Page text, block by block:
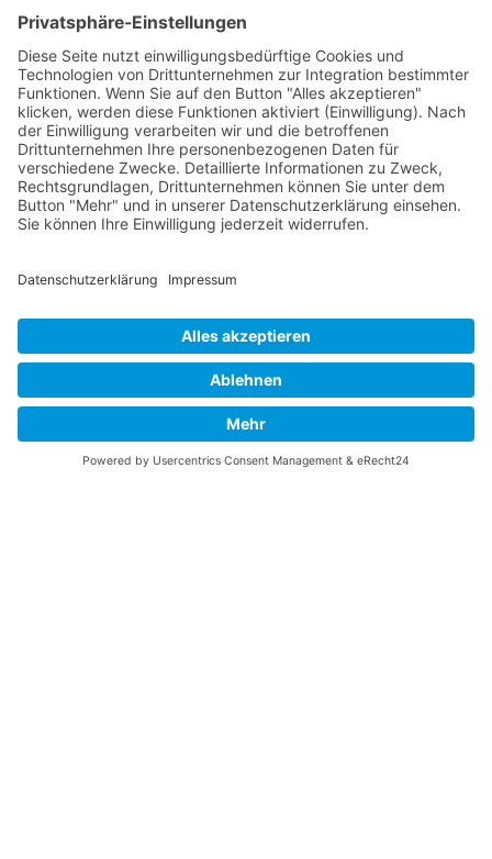
INFO
Über diese B-17 Webseite
Kontakt
Impressum
Datenschutzerklärung
B-17 Fan Store
Links
UNTERSTÜTZEN
Gefällt Ihnen diese Website über die B-17 Flying
Fortress? Ich könnte Ihnen helfen, die Informationen
zu finden, die Sie suchen? Ich würde mich sehr
freuen, wenn Sie meine Arbeit jetzt mitPayPal